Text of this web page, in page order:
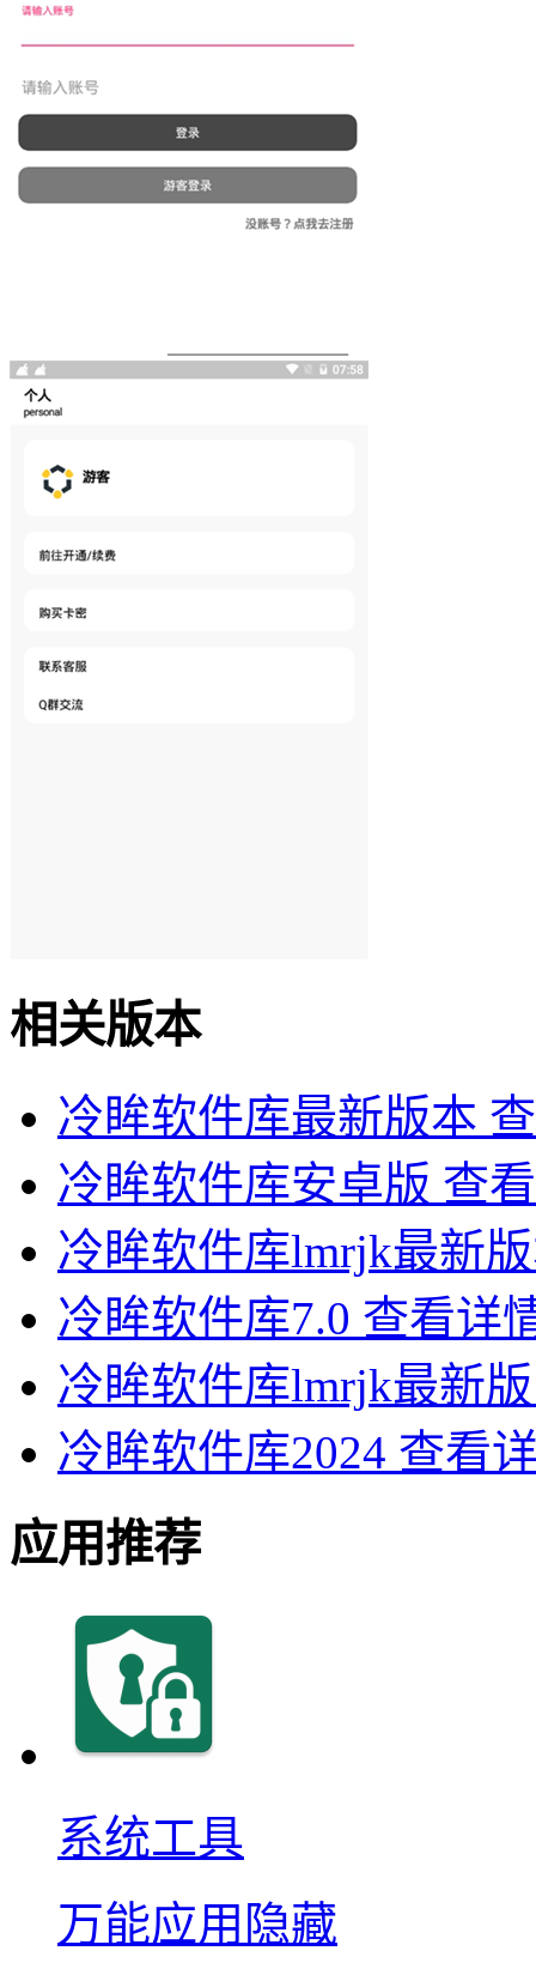
相关版本
冷眸软件库最新版本
冷眸软件库安卓版 查
冷眸软件库lmrjk最新
冷眸软件库7.0 查看详
冷眸软件库lmrjk最新版
冷眸软件库2024 查看
应用推荐
系统工具
万能应用隐藏